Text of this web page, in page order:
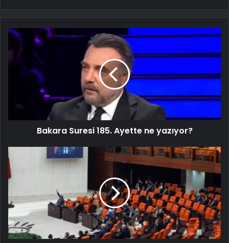
Bakara Suresi 185. Ayette ne yazıyor?